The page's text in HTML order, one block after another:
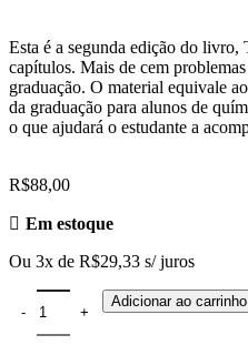
Esta é a segunda edição do
capítulos. Mais de cem
graduação. O material equivale
da graduação para alunos de
o que ajudará o estudante a
R$88,00
Em estoque
Ou 3x de R$29,33 s/ juros
Adicionar ao carrinho